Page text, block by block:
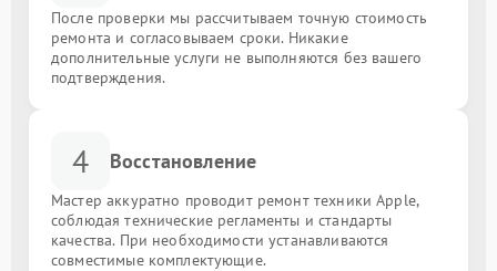
После проверки мы рассчитываем точную стоимость
ремонта и согласовываем сроки. Никакие
дополнительные услуги не выполняются без вашего
подтверждения.
4 Восстановление
Мастер аккуратно проводит ремонт техники Apple,
соблюдая технические регламенты и стандарты
качества. При необходимости устанавливаются
совместимые комплектующие.